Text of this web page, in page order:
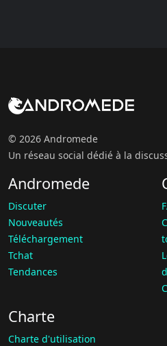
© 2026 Andromede
Un réseau social dédié à la
Andromede
Discuter
Nouveautés
Téléchargement
Tchat
Tendances
Charte
Charte d'utilisation